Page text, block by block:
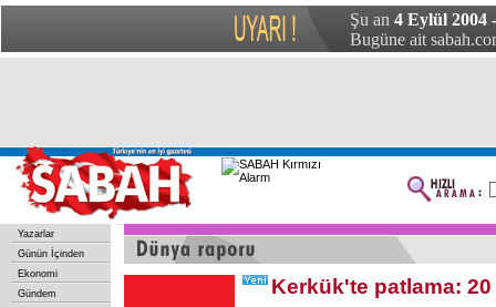
Şu an 4 Eylül 2004
Bugüne ait
Yazarlar
Günün İçinden
Ekonomi
Gündem
Kerkük'te patlama: